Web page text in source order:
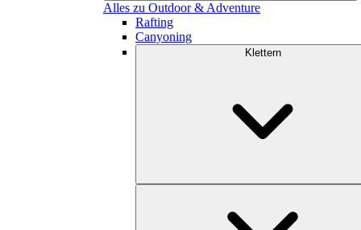
Alles zu Outdoor & Adventure
Rafting
Canyoning
Klettern